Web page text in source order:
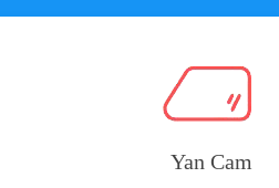
Yan Cam